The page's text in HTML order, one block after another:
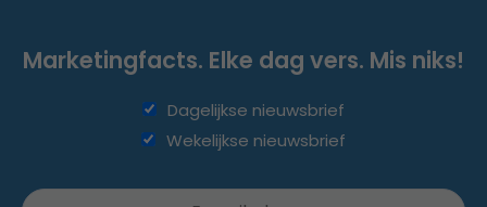
Marketingfacts. Elke dag vers. Mis niks!
Dagelijkse nieuwsbrief
Wekelijkse nieuwsbrief